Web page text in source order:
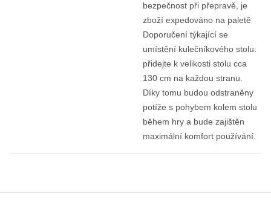
bezpečnost při přepravě, je
zboží expedováno na paletě
Doporučení týkající se
umístění kulečníkového stolu:
přidejte k velikosti stolu cca
130 cm na každou stranu.
Díky tomu budou odstraněny
potíže s pohybem kolem stolu
během hry a bude zajištěn
maximální komfort používání.